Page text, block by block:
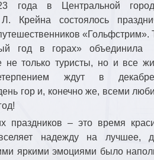
года в Центральной
Крейна состоялось
«Гольфстрим».
год в горах» объединила
не только туристы, но и все
ждут в
гор и, конечно же, всеми
праздников – это время
надежду на лучшее,
яркими эмоциями было